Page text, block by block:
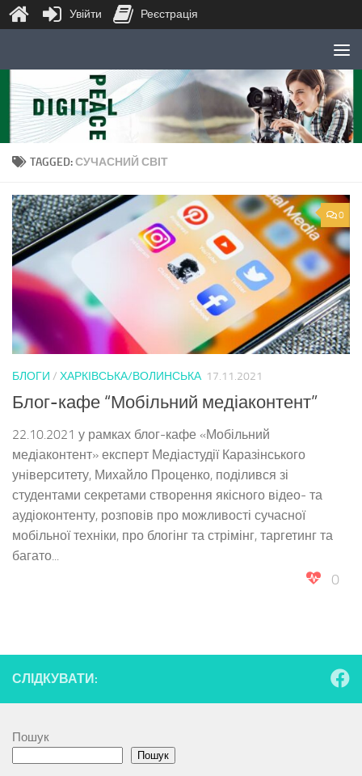
Skip to content
TAGGED:СУЧАСНИЙ СВІТ
0
БЛОГИ / ХАРКІВСЬКА/ВОЛИНСЬКА 17.11.2021
Блог-кафе “Мобільний медіаконтент”
22.10.2021 у рамках блог-кафе «Мобільний
медіаконтент» експерт Медіастудії Каразінського
університету, Михайло Проценко, поділився зі
студентами секретами створення якісного відео- та
аудіоконтенту, розповів про можливості сучасної
мобільної техніки, про блогінг та стрімінг, таргетинг та
багато...
0
СЛІДКУВАТИ:
Пошук
Пошук
Увійти Реєстрація